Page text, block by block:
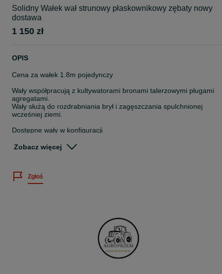
Solidny Wałek wał strunowy płaskownikowy zębaty nowy
dostawa
1 150 zł
OPIS
Cena za wałek 1.8m pojedynczy
Wały współpracują z kultywatorami bronami talerzowymi pługami
agregatami.
Wały służą do rozdrabniania brył i zagęszczania spulchnionej
wcześniej ziemi.
Dostępne wały w konfiguracji
podwójnej
1,8m 2,0m 2,2 m 2,4m 2,7m 3,0m 3,2m
W komplecie cięgno łączące.
Zobacz więcej
Zgłoś